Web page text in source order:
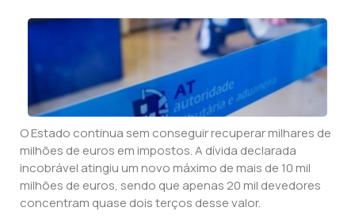
O Estado continua sem conseguir recuperar milhares de
milhões de euros em impostos. A dívida declarada
incobrável atingiu um novo máximo de mais de 10 mil
milhões de euros, sendo que apenas 20 mil devedores
concentram quase dois terços desse valor.